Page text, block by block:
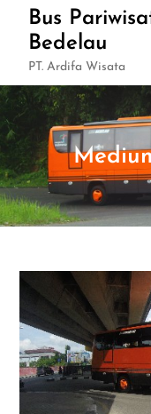
Bus
Bedelau
PT. Ardifa Wisata